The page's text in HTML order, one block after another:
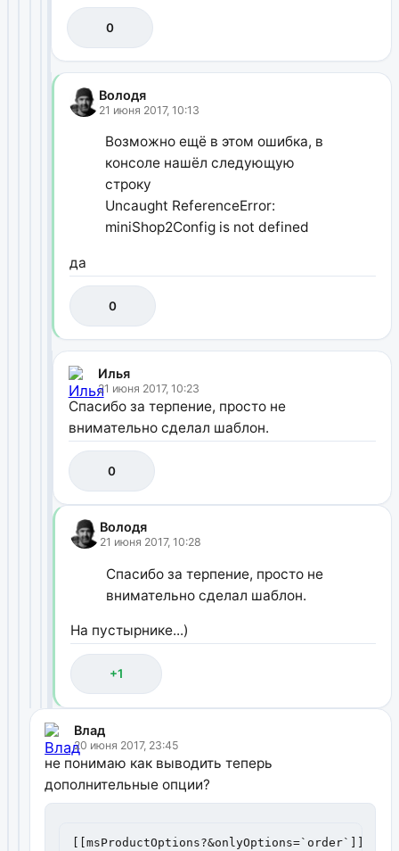
0
Володя
21 июня 2017, 10:13
Возможно ещё в этом ошибка, в
консоле нашёл следующую
строку
Uncaught ReferenceError:
miniShop2Config is not defined
да
0
Илья
21 июня 2017, 10:23
Спасибо за терпение, просто не
внимательно сделал шаблон.
0
Володя
21 июня 2017, 10:28
Спасибо за терпение, просто не
внимательно сделал шаблон.
На пустырнике...)
+1
Влад
20 июня 2017, 23:45
не понимаю как выводить теперь
дополнительные опции?
[[msProductOptions?&onlyOptions=`order`]]